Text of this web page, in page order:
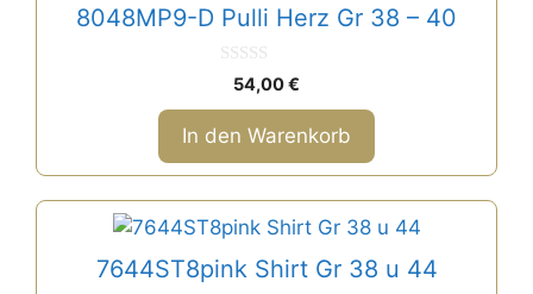
8048MP9-D Pulli Herz Gr 38 – 40
o
n
5
54,00€
In den Warenkorb
7644ST8pink Shirt Gr 38 u 44
Produkt